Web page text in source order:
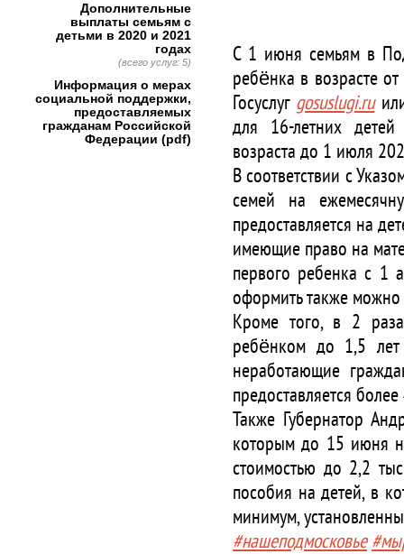
С 1 июня семьям в
ребёнка в возрасте
Госуслуг gosuslugi.ru
для 16-летних
возраста до 1 июля
В соответствии с
семей на
предоставляется на
имеющие право на
первого ребенка с 1
оформить также можно
Кроме того, в 2
ребёнком до 1,5 лет
неработающие
предоставляется
Также Губернатор
которым до 15 июня
стоимостью до 2,2
пособия на детей, в
минимум,
#нашеподмосковье
Дополнительные
выплаты семьям с
детьми в 2020 и 2021
годах
(всего услуг: 5)
Информация о мерах
социальной поддержки,
предоставляемых
гражданам Российской
Федерации (pdf)